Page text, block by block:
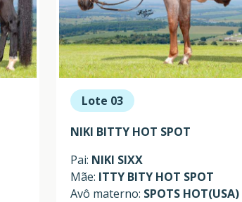
Lote 03
NIKI BITTY HOT SPOT
Pai: NIKI SIXX
Mãe: ITTY BITY HOT SPOT
Avô materno: SPOTS HOT(USA)